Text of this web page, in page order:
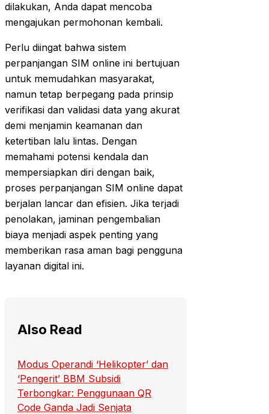
dilakukan, Anda dapat mencoba
mengajukan permohonan kembali.
Perlu diingat bahwa sistem
perpanjangan SIM online ini bertujuan
untuk memudahkan masyarakat,
namun tetap berpegang pada prinsip
verifikasi dan validasi data yang akurat
demi menjamin keamanan dan
ketertiban lalu lintas. Dengan
memahami potensi kendala dan
mempersiapkan diri dengan baik,
proses perpanjangan SIM online dapat
berjalan lancar dan efisien. Jika terjadi
penolakan, jaminan pengembalian
biaya menjadi aspek penting yang
memberikan rasa aman bagi pengguna
layanan digital ini.
Also Read
Modus Operandi ‘Helikopter’ dan
‘Pengerit’ BBM Subsidi
Terbongkar: Penggunaan QR
Code Ganda Jadi Senjata